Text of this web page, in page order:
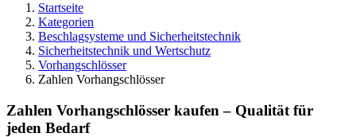
Startseite
Kategorien
Beschlagsysteme und Sicherheitstechnik
Sicherheitstechnik und Wertschutz
Vorhangschlösser
Zahlen Vorhangschlösser
Zahlen Vorhangschlösser kaufen – Qualität für
jeden Bedarf